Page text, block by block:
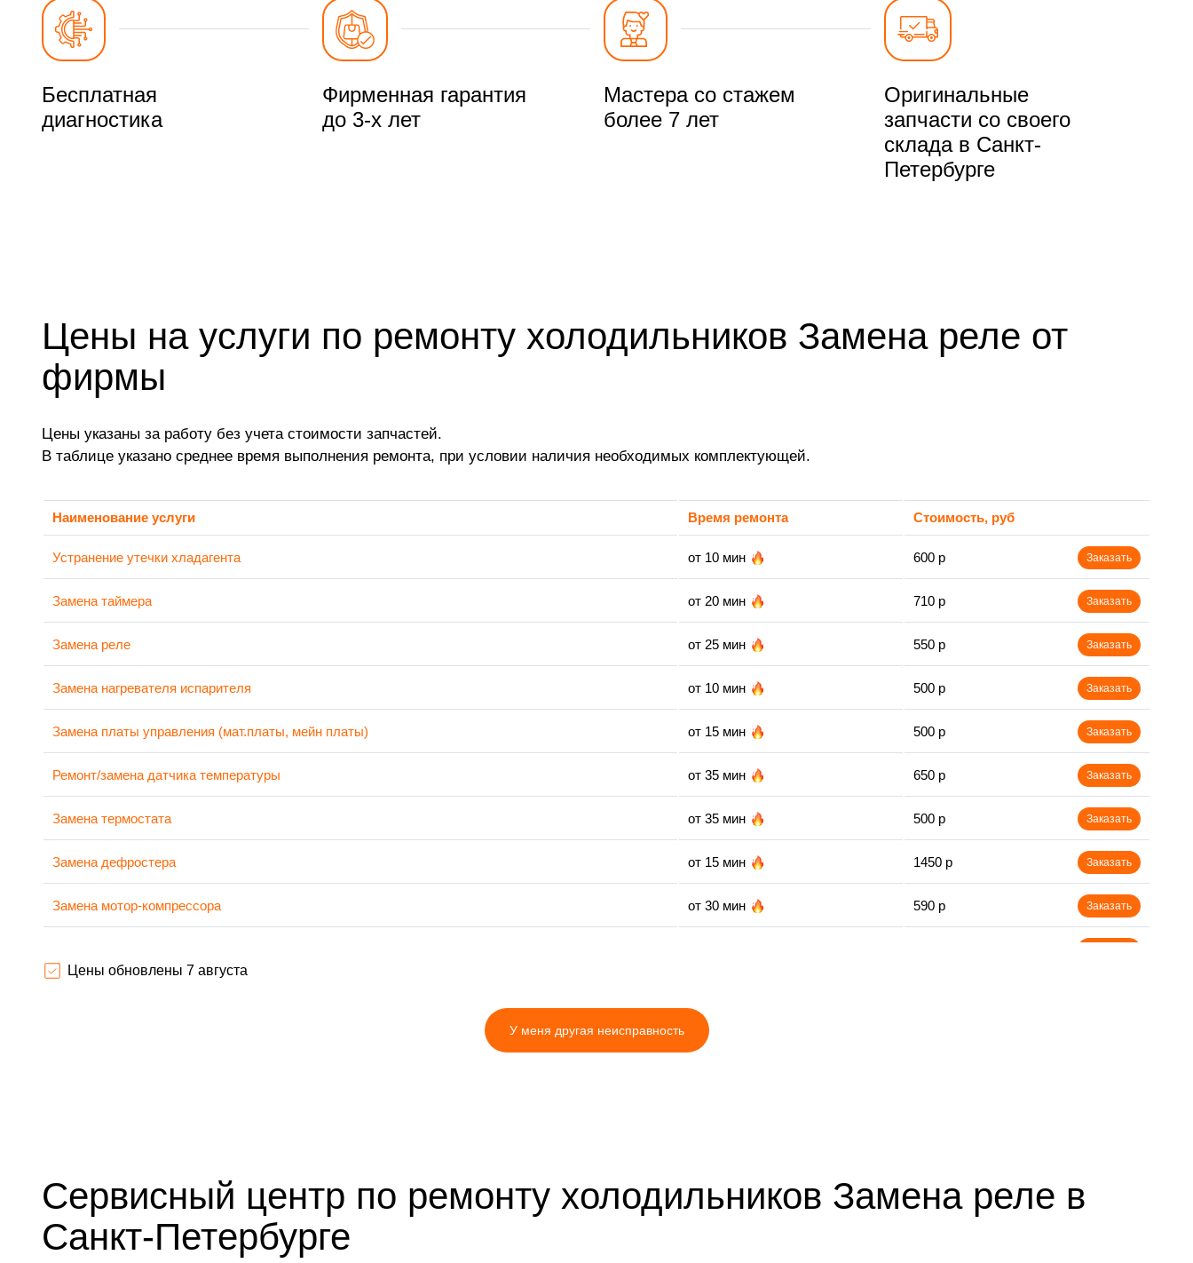
Бесплатная
диагностика
Фирменная гарантия
до 3-х лет
Мастера со стажем
более 7 лет
Оригинальные
запчасти со своего
склада в Санкт-
Петербурге
Цены на услуги по ремонту холодильников Замена реле от
фирмы
Цены указаны за работу без учета стоимости запчастей.
В таблице указано среднее время выполнения ремонта, при условии наличия необходимых комплектующей.
Наименование услуги Время ремонта Стоимость, руб
Устранение утечки хладагента от 10 мин 600 р Заказать
Замена таймера от 20 мин 710 р Заказать
Замена реле от 25 мин 550 р Заказать
Замена нагревателя испарителя от 10 мин 500 р Заказать
Замена платы управления (мат.платы, мейн платы) от 15 мин 500 р Заказать
Ремонт/замена датчика температуры от 35 мин 650 р Заказать
Замена термостата от 35 мин 500 р Заказать
Замена дефростера от 15 мин 1450 р Заказать
Замена мотор-компрессора от 30 мин 590 р Заказать
от 10 мин
Замена ТЭН от 25 мин 500 р
Замена фильтра осушителя
Цены обновлены 7 августа
У меня другая неисправность
Сервисный центр по ремонту холодильников Замена реле в
Санкт-Петербурге